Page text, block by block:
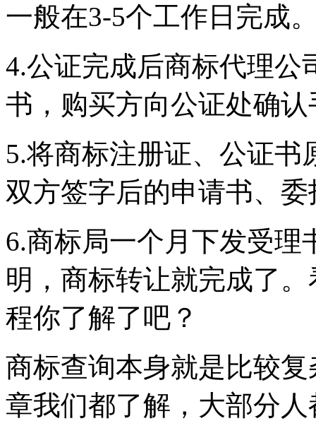
一般在3-5个工作日完成
4.公证完成后商标代理公
书，购买方向公证处确
5.将商标注册证、公证
双方签字后的申请书、
6.商标局一个月下发受理
明，商标转让就完成了
程你了解了吧？
商标查询本身就是比较
章我们都了解，大部分